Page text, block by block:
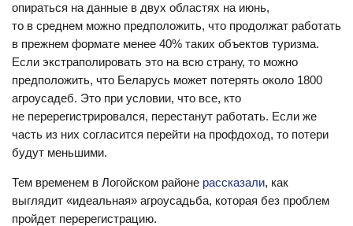
опираться на данные в двух областях на июнь,
то в среднем можно предположить, что продолжат работать
в прежнем формате менее 40% таких объектов туризма.
Если экстраполировать это на всю страну, то можно
предположить, что Беларусь может потерять около 1800
агроусадеб. Это при условии, что все, кто
не перерегистрировался, перестанут работать. Если же
часть из них согласится перейти на профдоход, то потери
будут меньшими.
Тем временем в Логойском районе рассказали, как
выглядит «идеальная» агроусадьба, которая без проблем
пройдет перерегистрацию.